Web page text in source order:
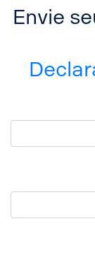
Envie